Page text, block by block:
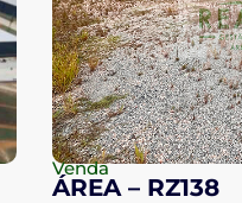
Venda
ÁREA – RZ138